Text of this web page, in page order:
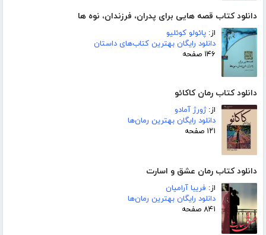
دانلود کتاب قصه هایی برای پدران، فرزندان، نوه ها
از: پائولو کوئلیو
دانلود رایگان بهترین کتاب‌های داستان
۱۴۶ صفحه
دانلود کتاب رمان کاکائو
از:ژورژ آمادو
دانلود رایگان بهترین رمان‌ها
۱۲۱ صفحه
دانلود کتاب رمان عشق و اسارت
از: فریبا آرامیان
دانلود رایگان بهترین رمان‌ها
۸۴۱ صفحه